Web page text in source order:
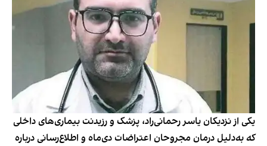
یکی از نزدیکان یاسر رحمانی‌راد، پزشک و رزیدنت بیماری‌های داخلی
که به‌دلیل درمان مجروحان اعتراضات دی‌ماه و اطلاع‌رسانی درباره